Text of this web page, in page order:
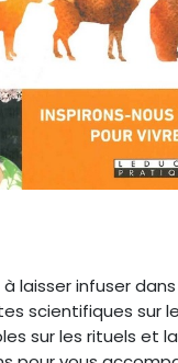
à laisser infuser
scientifiques sur
sur les rituels et